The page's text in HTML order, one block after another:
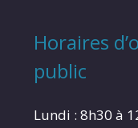
Horaires
public
Lundi : 8h30 à